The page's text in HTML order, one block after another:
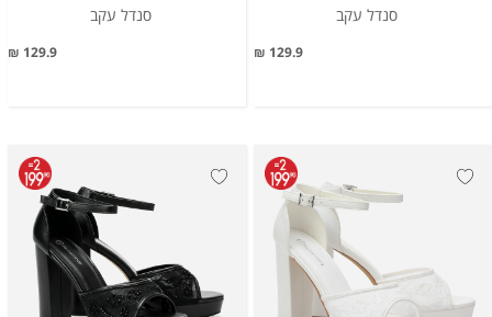
סנדל עקב
129.9 ₪
סנדל עקב
129.9 ₪